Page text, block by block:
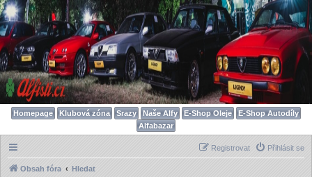
Homepage Klubová zóna Srazy Naše Alfy E-Shop Oleje
E-Shop Autodíly
Alfabazar
Přihlásit se
Registrovat
Obsah fóra Hledat